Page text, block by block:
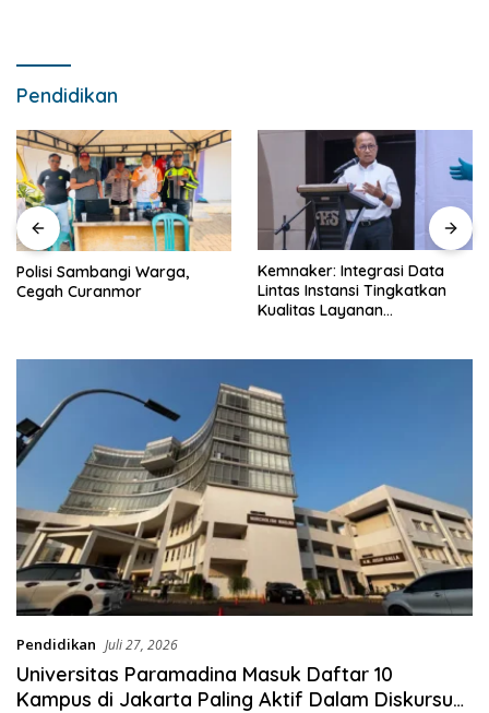
Pendidikan
Polisi Sambangi Warga,
Cegah Curanmor
Kemnaker: Integrasi Data
Lintas Instansi Tingkatkan
Kualitas Layanan
Pendidikan Juli 27, 2026
Universitas Paramadina Masuk Daftar 10
Kampus di Jakarta Paling Aktif Dalam Diskursus